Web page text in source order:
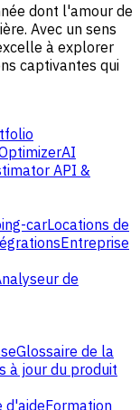
dont l'amour de
Avec un sens
à explorer
captivantes qui
AI
API &
carLocations de
Entreprise
de
Glossaire de la
à jour du produit
d'aideFormation